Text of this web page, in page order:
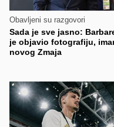
Obavljeni su razgovori
Sada je sve jasno:
je objavio fotografiju,
novog Zmaja